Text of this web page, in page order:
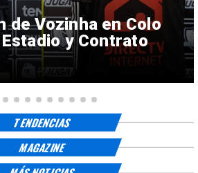
de Vozinha en Colo
y Contrato
TENDENCIAS
MAGAZINE